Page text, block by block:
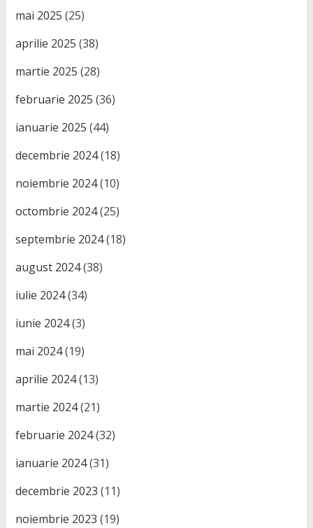
mai 2025 (25)
aprilie 2025 (38)
martie 2025 (28)
februarie 2025 (36)
ianuarie 2025 (44)
decembrie 2024(18)
noiembrie 2024(10)
octombrie 2024(25)
septembrie 2024(18)
august 2024(38)
iulie 2024(34)
iunie 2024(3)
mai 2024(19)
aprilie 2024(13)
martie 2024(21)
februarie 2024(32)
ianuarie 2024(31)
decembrie 2023 (11)
noiembrie 2023 (19)